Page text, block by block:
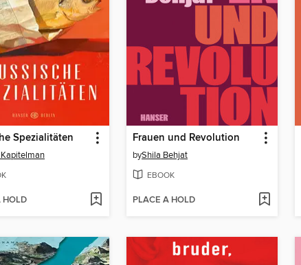
Spezialitäten
HOLD
Frauen und Revolution
byShila Behjat
EBOOK
PLACE A HOLD